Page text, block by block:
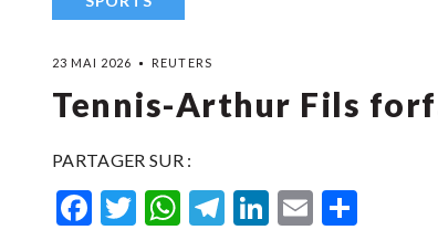
23 MAI 2026 REUTERS
Tennis-Arthur Fils
PARTAGER SUR :
Facebook
Twitter
WhatsApp
Telegram
LinkedIn
Email